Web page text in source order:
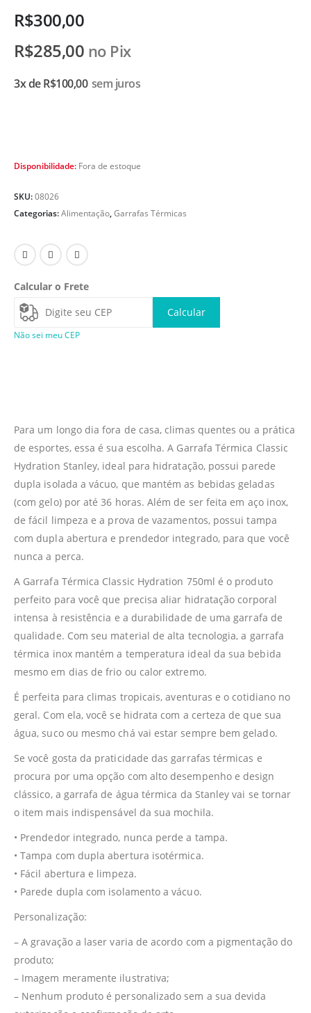
R$300,00
R$285,00 no Pix
3x deR$100,00 sem juros
Disponibilidade: Fora de estoque
SKU:08026
Categorias:Alimentação,Garrafas Térmicas
Calcular o Frete
Calcular
Não sei meu CEP
Para um longo dia fora de casa, climas quentes ou a prática
de esportes, essa é sua escolha. A Garrafa Térmica Classic
Hydration Stanley, ideal para hidratação, possui parede
dupla isolada a vácuo, que mantém as bebidas geladas
(com gelo) por até 36 horas. Além de ser feita em aço inox,
de fácil limpeza e a prova de vazamentos, possui tampa
com dupla abertura e prendedor integrado, para que você
nunca a perca.
A Garrafa Térmica Classic Hydration 750ml é o produto
perfeito para você que precisa aliar hidratação corporal
intensa à resistência e a durabilidade de uma garrafa de
qualidade. Com seu material de alta tecnologia, a garrafa
térmica inox mantém a temperatura ideal da sua bebida
mesmo em dias de frio ou calor extremo.
É perfeita para climas tropicais, aventuras e o cotidiano no
geral. Com ela, você se hidrata com a certeza de que sua
água, suco ou mesmo chá vai estar sempre bem gelado.
Se você gosta da praticidade das garrafas térmicas e
procura por uma opção com alto desempenho e design
clássico, a garrafa de água térmica da Stanley vai se tornar
o item mais indispensável da sua mochila.
• Prendedor integrado, nunca perde a tampa.
• Tampa com dupla abertura isotérmica.
• Fácil abertura e limpeza.
• Parede dupla com isolamento a vácuo.
Personalização:
– A gravação a laser varia de acordo com a pigmentação do
produto;
– Imagem meramente ilustrativa;
– Nenhum produto é personalizado sem a sua devida